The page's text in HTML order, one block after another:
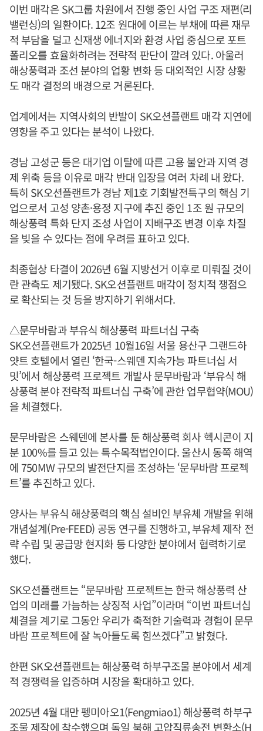
이번 매각은 SK그룹 차원에서 진행 중인 사업 구조 재편(리
밸런싱)의 일환이다. 12조 원대에 이르는 부채에 따른 재무
적 부담을 덜고 신재생 에너지와 환경 사업 중심으로 포트
폴리오를 효율화하려는 전략적 판단이 깔려 있다. 아울러
해상풍력과 조선 분야의 업황 변화 등 대외적인 시장 상황
도 매각 결정의 배경으로 거론된다.
업계에서는 지역사회의 반발이 SK오션플랜트 매각 지연에
영향을 주고 있다는 분석이 나왔다.
경남 고성군 등은 대기업 이탈에 따른 고용 불안과 지역 경
제 위축 등을 이유로 매각 반대 입장을 여러 차례 내 왔다.
특히 SK오션플랜트가 경남 제1호 기회발전특구의 핵심 기
업으로서 고성 양촌·용정 지구에 추진 중인 1조 원 규모의
해상풍력 특화 단지 조성 사업이 지배구조 변경 이후 차질
을 빚을 수 있다는 점에 우려를 표하고 있다.
최종협상 타결이 2026년 6월 지방선거 이후로 미뤄질 것이
란 관측도 제기됐다. SK오션플랜트 매각이 정치적 쟁점으
로 확산되는 것 등을 방지하기 위해서다.
△문무바람과 부유식 해상풍력 파트너십 구축
SK오션플랜트가 2025년 10월16일 서울 용산구 그랜드하
얏트 호텔에서 열린 ‘한국-스웨덴 지속가능 파트너십 서
밋’에서 해상풍력 프로젝트 개발사 문무바람과 ‘부유식 해
상풍력 분야 전략적 파트너십 구축’에 관한 업무협약(MOU)
을 체결했다.
문무바람은 스웨덴에 본사를 둔 해상풍력 회사 헥시콘이 지
분 100%를 들고 있는 특수목적법인이다. 울산시 동쪽 해역
에 750MW 규모의 발전단지를 조성하는 ‘문무바람 프로젝
트’를 추진하고 있다.
양사는 부유식 해상풍력의 핵심 설비인 부유체 개발을 위해
개념설계(Pre-FEED) 공동 연구를 진행하고, 부유체 제작 전
략 수립 및 공급망 현지화 등 다양한 분야에서 협력하기로
했다.
SK오션플랜트는 “문무바람 프로젝트는 한국 해상풍력 산
업의 미래를 가늠하는 상징적 사업”이라며 “이번 파트너십
체결을 계기로 그동안 우리가 축적한 기술력과 경험이 문무
바람 프로젝트에 잘 녹아들도록 힘쓰겠다”고 밝혔다.
한편 SK오션플랜트는 해상풍력 하부구조물 분야에서 세계
적 경쟁력을 입증하며 시장을 확대하고 있다.
2025년 4월 대만 펭미아오1(Fengmiao1) 해상풍력 하부구
조물 제작에 착수했으며 독일 북해 고압직류송전 변환소(H